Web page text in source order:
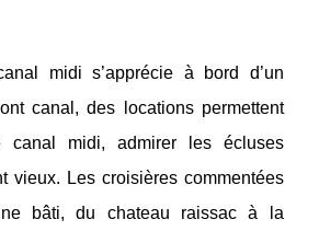
midi s’apprécie à bord d’un
canal, des locations permettent
midi, admirer les écluses
vieux. Les croisières commentées
bâti, du chateau raissac à la